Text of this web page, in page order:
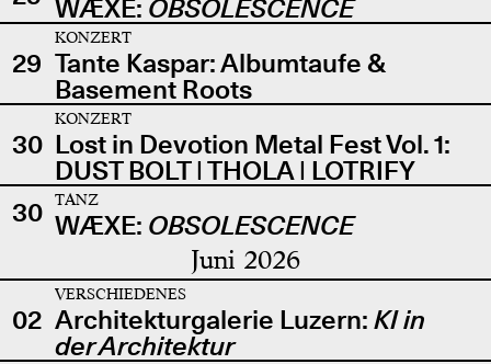
WÆXE: OBSOLESCENCE
29
KONZERT
Tante Kaspar: Albumtaufe &
Basement Roots
30
KONZERT
Lost in Devotion Metal Fest Vol. 1:
DUST BOLT | THOLA | LOTRIFY
30
TANZ
WÆXE: OBSOLESCENCE
Juni 2026
02
VERSCHIEDENES
Architekturgalerie Luzern: KI in
der Architektur